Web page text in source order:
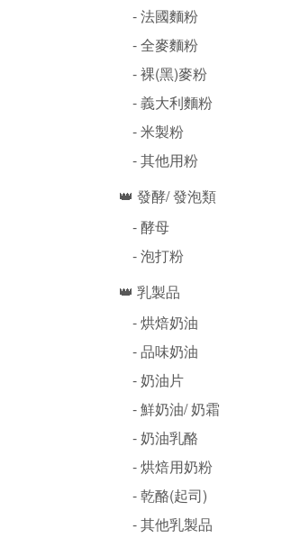
- 法國麵粉
- 全麥麵粉
- 裸(黑)麥粉
- 義大利麵粉
- 米製粉
- 其他用粉
👑 發酵/ 發泡類
- 酵母
- 泡打粉
👑 乳製品
- 烘焙奶油
- 品味奶油
- 奶油片
- 鮮奶油/ 奶霜
- 奶油乳酪
- 烘焙用奶粉
- 乾酪(起司)
- 其他乳製品